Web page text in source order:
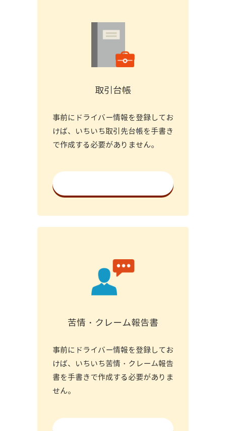
取引台帳
事前にドライバー情報を登録してお
けば、いちいち取引先台帳を手書き
で作成する必要がありません。
苦情・クレーム報告書
事前にドライバー情報を登録してお
けば、いちいち苦情・クレーム報告
書を手書きで作成する必要がありま
せん。